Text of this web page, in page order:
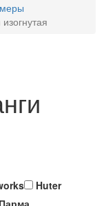
Huter